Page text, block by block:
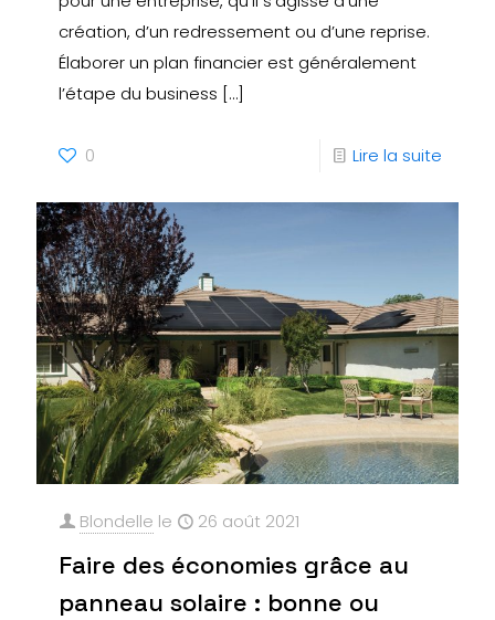
création, d’un redressement ou d’une reprise.
Élaborer un plan financier est généralement
l’étape du business […]
0 Lire la suite
Blondelle le 26 août 2021
Faire des économies grâce au
panneau solaire : bonne ou